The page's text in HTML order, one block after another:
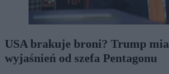
USA brakuje broni? Trump
wyjaśnień od szefa Pentagonu